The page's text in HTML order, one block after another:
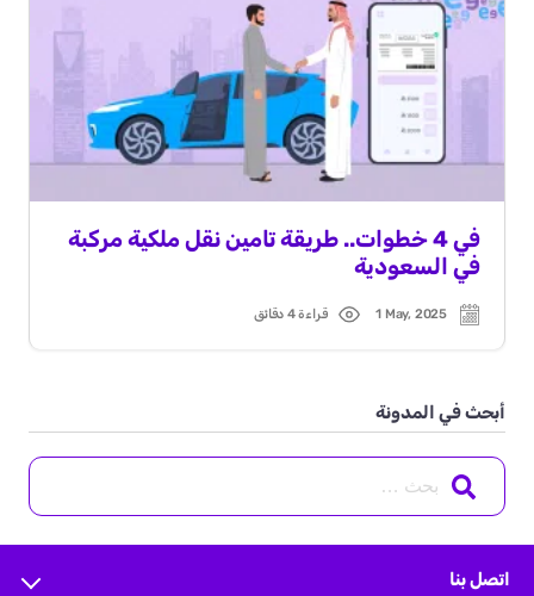
في 4 خطوات.. طريقة تامين نقل ملكية مركبة
في السعودية
Post
1 May, 2025
Read
قراءة 4 دقائق
أبحث في المدونة
Search
اتصل بنا